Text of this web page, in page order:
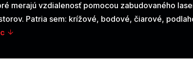
merajú vzdialenosť pomocou zabudovaného
Patria sem: krížové, bodové, čiarové,